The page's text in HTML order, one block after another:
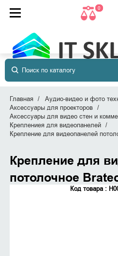
0
Главная
Аудио-видео и фото
Аксессуары для проекторов
Аксессуары для видео стен и
Креплениея для видеопанелей
Крепление для видеопанелей
Крепление для
потолочное
Код товара :